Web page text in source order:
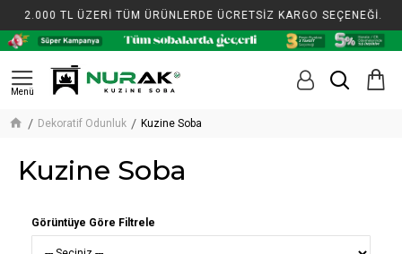
2.000 TL ÜZERİ TÜM ÜRÜNLERDE ÜCRETSİZ KARGO SEÇENEĞİ.
Dekoratif Odunluk Kuzine Soba
Kuzine Soba
Görüntüye Göre Filtrele